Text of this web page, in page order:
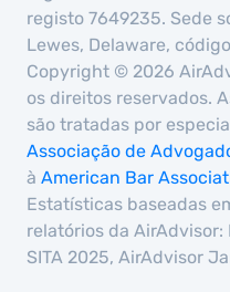
registo 7649235. Sede
Lewes, Delaware,
Copyright © 2026
os direitos reservados.
são tratadas por
Associação de
à American Bar
Estatísticas baseadas
relatórios da
SITA 2025, AirAdvisor